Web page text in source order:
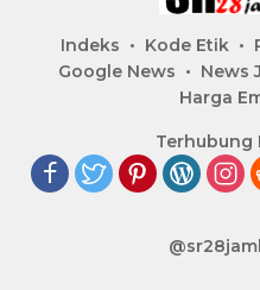
Indeks Kode Etik
Google News
News
Harga
Terhubung